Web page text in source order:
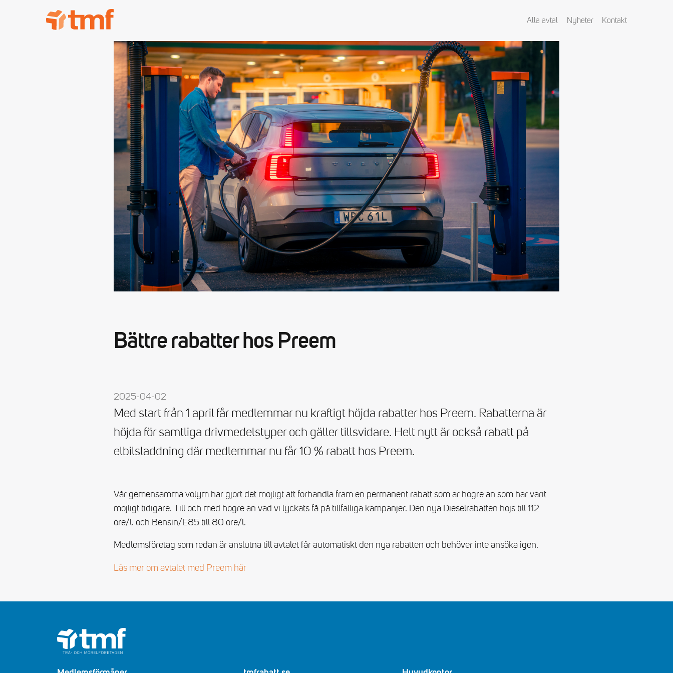
Alla avtal Nyheter Kontakt
Bättre rabatter hos Preem
2025-04-02
Med start från 1 april får medlemmar nu kraftigt höjda rabatter hos Preem. Rabatterna är
höjda för samtliga drivmedelstyper och gäller tillsvidare. Helt nytt är också rabatt på
elbilsladdning där medlemmar nu får 10 % rabatt hos Preem.
Vår gemensamma volym har gjort det möjligt att förhandla fram en permanent rabatt som är högre än som har varit
möjligt tidigare. Till och med högre än vad vi lyckats få på tillfälliga kampanjer. Den nya Dieselrabatten höjs till 112
öre/l. och Bensin/E85 till 80 öre/l.
Medlemsföretag som redan är anslutna till avtalet får automatiskt den nya rabatten och behöver inte ansöka igen.
Läs mer om avtalet med Preem här